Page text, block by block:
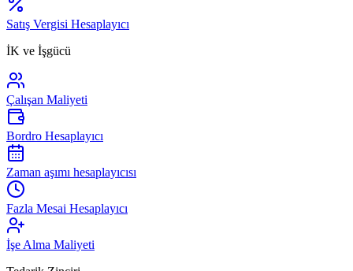
Satış Vergisi Hesaplayıcı
İK ve İşgücü
Çalışan Maliyeti
Bordro Hesaplayıcı
Zaman aşımı hesaplayıcısı
Fazla Mesai Hesaplayıcı
İşe Alma Maliyeti